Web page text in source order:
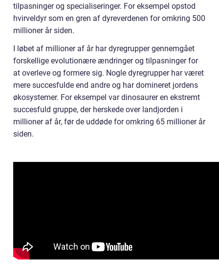
tilpasninger og specialiseringer. For eksempel opstod
hvirveldyr som en gren af dyreverdenen for omkring 500
millioner år siden.
I løbet af millioner af år har dyregrupper gennemgået
forskellige evolutionære ændringer og tilpasninger for
at overleve og formere sig. Nogle dyregrupper har været
mere succesfulde end andre og har domineret jordens
økosystemer. For eksempel var dinosaurer en ekstremt
succesfuld gruppe, der herskede over landjorden i
millioner af år, før de uddøde for omkring 65 millioner år
siden.